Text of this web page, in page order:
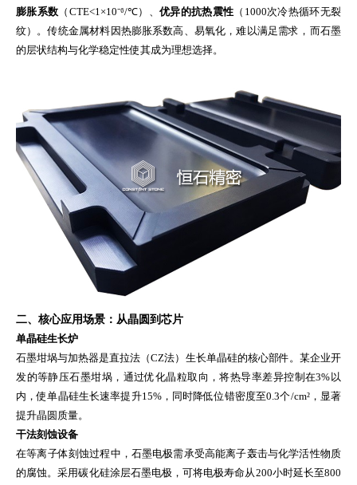
膨胀系数 （CTE<1×10⁻⁶/℃）、优异的抗热震性 （1000次冷热循环无裂
纹）。传统金属材料因热膨胀系数高、易氧化，难以满足需求，而石墨
的层状结构与化学稳定性使其成为理想选择。
二、核心应用场景：从晶圆到芯片
单晶硅生长炉
石墨坩埚与加热器是直拉法（CZ法）生长单晶硅的核心部件。某企业开
发的等静压石墨坩埚，通过优化晶粒取向，将热导率差异控制在3%以
内，使单晶硅生长速率提升15%，同时降低位错密度至0.3个/cm²，显著
提升晶圆质量。
干法刻蚀设备
在等离子体刻蚀过程中，石墨电极需承受高能离子轰击与化学活性物质
的腐蚀。采用碳化硅涂层石墨电极，可将电极寿命从200小时延长至800